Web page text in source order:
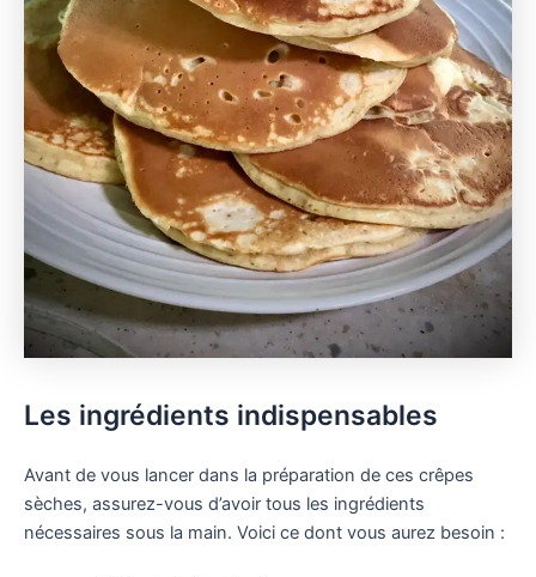
Les ingrédients indispensables
Avant de vous lancer dans la préparation de ces crêpes
sèches, assurez-vous d’avoir tous les ingrédients
nécessaires sous la main. Voici ce dont vous aurez besoin :